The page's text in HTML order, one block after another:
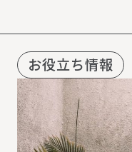
お役立ち情報